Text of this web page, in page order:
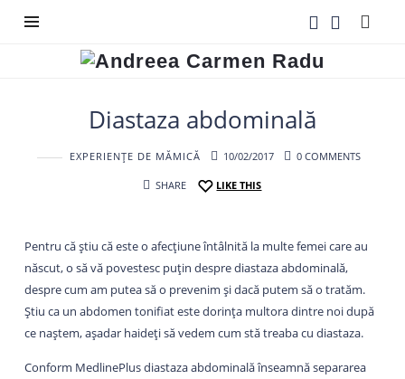
Andreea
Radu
Diastaza abdominală
EXPERIENȚE DE MĂMICĂ 10/02/2017 0 COMMENTS
SHARE LIKE THIS
Pentru că știu că este o afecțiune întâlnită la multe femei care au
născut, o să vă povestesc puțin despre diastaza abdominală,
despre cum am putea să o prevenim și dacă putem să o tratăm.
Știu ca un abdomen tonifiat este dorința multora dintre noi după
ce naștem, așadar haideți să vedem cum stă treaba cu diastaza.
Conform MedlinePlus diastaza abdominală înseamnă separarea